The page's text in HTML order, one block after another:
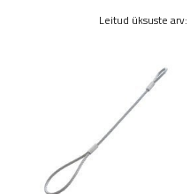
Leitud üksuste arv: